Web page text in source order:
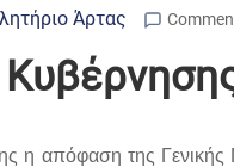
Άρτας
η απόφαση της